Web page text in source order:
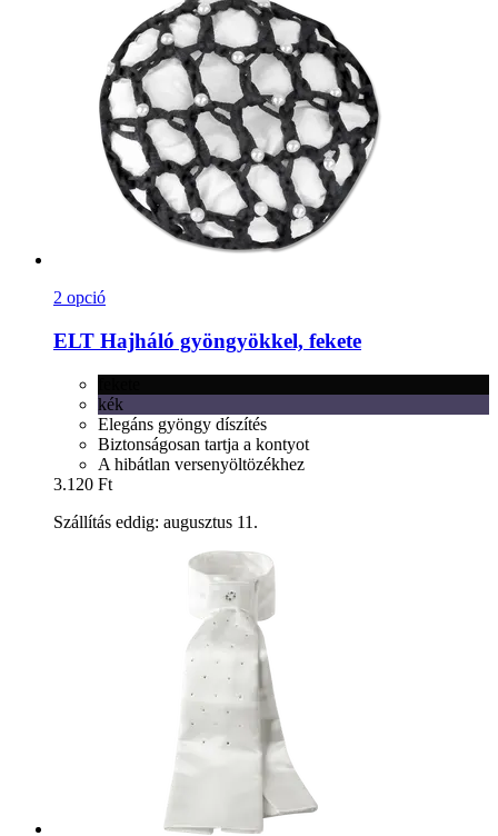
2 opció
ELT Hajháló gyöngyökkel, fekete
kék
Elegáns gyöngy díszítés
Biztonságosan tartja a kontyot
A hibátlan versenyöltözékhez
3.120 Ft
Szállítás eddig: augusztus 11.